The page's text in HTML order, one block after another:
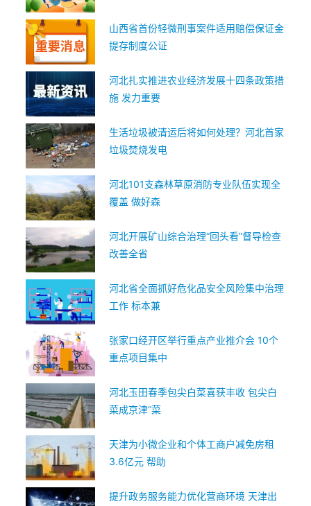
山西省首份轻微刑事案件适用赔偿保证金
提存制度公证
河北扎实推进农业经济发展十四条政策措
施 发力重要
生活垃圾被清运后将如何处理？河北首家
垃圾焚烧发电
河北101支森林草原消防专业队伍实现全
覆盖 做好森
河北开展矿山综合治理“回头看”督导检查
改善全省
河北省全面抓好危化品安全风险集中治理
工作 标本兼
张家口经开区举行重点产业推介会 10个
重点项目集中
河北玉田春季包尖白菜喜获丰收 包尖白
菜成京津“菜
天津为小微企业和个体工商户减免房租
3.6亿元 帮助
提升政务服务能力优化营商环境 天津出